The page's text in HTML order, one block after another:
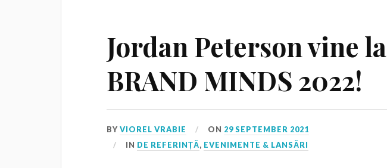
Jordan Peterson vine la
BRAND MINDS 2022!
BYVIOREL VRABIE ON 29 SEPTEMBER 2021
IN DE REFERINȚĂ, EVENIMENTE & LANSĂRI